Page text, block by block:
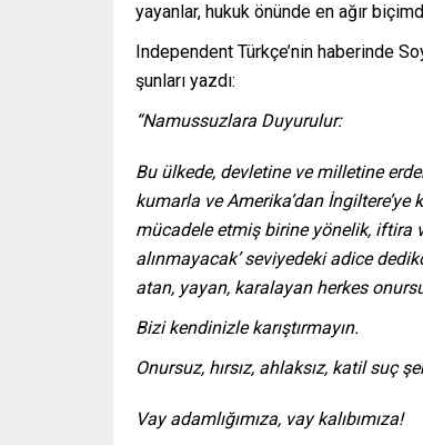
yayanlar, hukuk önünde en ağır
Independent Türkçe’nin haberinde
şunları yazdı:
“Namussuzlara Duyurulur:
Bu ülkede, devletine ve milletine
kumarla ve Amerika’dan
mücadele etmiş birine yönelik, iftira
alınmayacak’ seviyedeki adice
atan, yayan, karalayan herkes
Bizi kendinizle karıştırmayın.
Onursuz, hırsız, ahlaksız, katil suç
Vay adamlığımıza, vay kalıbımıza!